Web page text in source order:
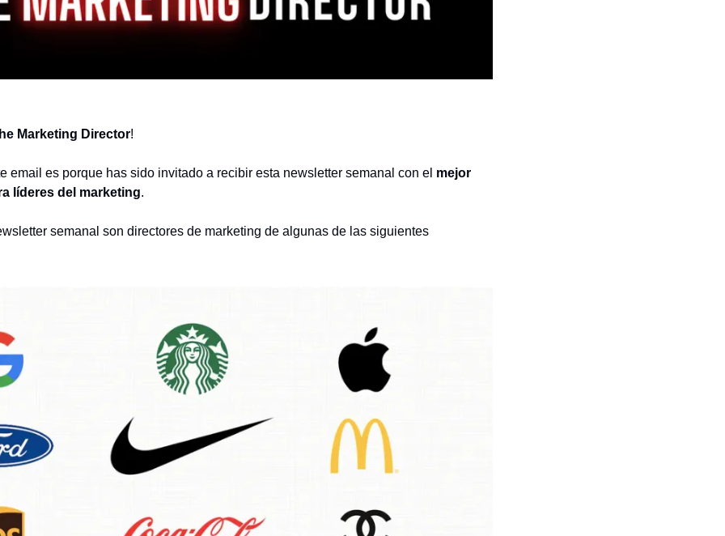
Marketing Director!
email es porque has sido invitado a recibir esta newsletter semanal con el mejor
líderes del marketing.
semanal son directores de marketing de algunas de las siguientes